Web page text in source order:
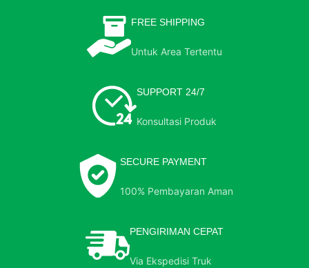
FREE SHIPPING
Untuk Area Tertentu
SUPPORT 24/7
Konsultasi Produk
SECURE PAYMENT
100% Pembayaran Aman
PENGIRIMAN CEPAT
Via Ekspedisi Truk